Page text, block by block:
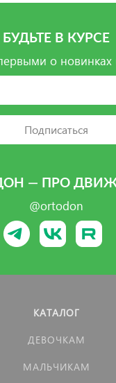
БУДЬТЕ В КУРСЕ
о новинках
Подписаться
— ПРО
@ortodon
КАТАЛОГ
ДЕВОЧКАМ
МАЛЬЧИКАМ